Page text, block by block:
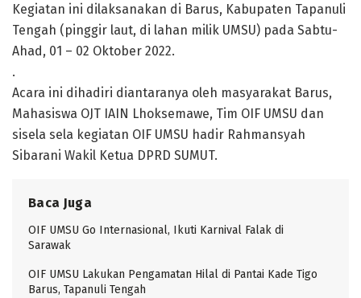
Kegiatan ini dilaksanakan di Barus, Kabupaten Tapanuli
Tengah (pinggir laut, di lahan milik UMSU) pada Sabtu-
Ahad, 01 – 02 Oktober 2022.
.
Acara ini dihadiri diantaranya oleh masyarakat Barus,
Mahasiswa OJT IAIN Lhoksemawe, Tim OIF UMSU dan
sisela sela kegiatan OIF UMSU hadir Rahmansyah
Sibarani Wakil Ketua DPRD SUMUT.
Baca Juga
OIF UMSU Go Internasional, Ikuti Karnival Falak di
Sarawak
OIF UMSU Lakukan Pengamatan Hilal di Pantai Kade Tigo
Barus, Tapanuli Tengah